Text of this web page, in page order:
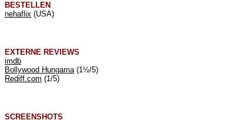
BESTELLEN
nehaflix (USA)
EXTERNE REVIEWS
imdb
Bollywood Hungama(1½/5)
Rediff.com (1/5)
SCREENSHOTS